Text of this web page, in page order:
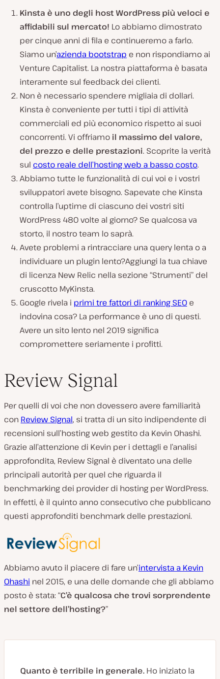
Kinsta è uno degli host WordPress più veloci e
affidabili sul mercato! Lo abbiamo dimostrato
per cinque anni di fila e continueremo a farlo.
Siamo un’azienda bootstrap e non rispondiamo ai
Venture Capitalist. La nostra piattaforma è basata
interamente sul feedback dei clienti.
Non è necessario spendere migliaia di dollari.
Kinsta è conveniente per tutti i tipi di attività
commerciali ed più economico rispetto ai suoi
concorrenti. Vi offriamo il massimo del valore,
del prezzo e delle prestazioni. Scoprite la verità
sul costo reale dell’hosting web a basso costo.
Abbiamo tutte le funzionalità di cui voi e i vostri
sviluppatori avete bisogno. Sapevate che Kinsta
controlla l’uptime di ciascuno dei vostri siti
WordPress 480 volte al giorno? Se qualcosa va
storto, il nostro team lo saprà.
Avete problemi a rintracciare una query lenta o a
individuare un plugin lento?Aggiungi la tua chiave
di licenza New Relic nella sezione “Strumenti” del
cruscotto MyKinsta.
Google rivela i primi tre fattori di ranking SEO e
indovina cosa? La performance è uno di questi.
Avere un sito lento nel 2019 significa
compromettere seriamente i profitti.
Review Signal
Per quelli di voi che non dovessero avere familiarità
con Review Signal, si tratta di un sito indipendente di
recensioni sull’hosting web gestito da Kevin Ohashi.
Grazie all’attenzione di Kevin per i dettagli e l’analisi
approfondita, Review Signal è diventato una delle
principali autorità per quel che riguarda il
benchmarking dei provider di hosting per WordPress.
In effetti, è il quinto anno consecutivo che pubblicano
questi approfonditi benchmark delle prestazioni.
Abbiamo avuto il piacere di fare un’intervista a Kevin
Ohashi nel 2015, e una delle domande che gli abbiamo
posto è stata: “C’è qualcosa che trovi sorprendente
nel settore dell’hosting?”
Quanto è terribile in generale. Ho iniziato la